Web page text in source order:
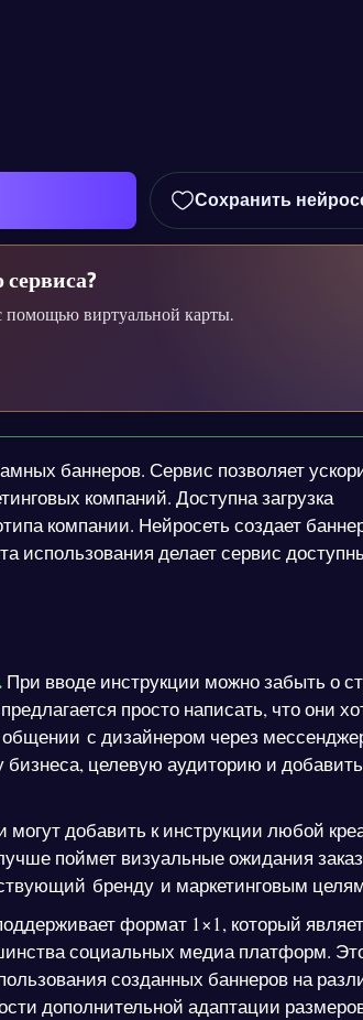
Сохранить
виртуальной карты.
баннеров. Сервис позволяет
компаний. Доступна загрузка
компании. Нейросеть создает
использования делает сервис
При вводе инструкции можно забыть о
просто написать, что они
общении с дизайнером через
бизнеса, целевую аудиторию и добавить
могут добавить к инструкции любой
поймет визуальные ожидания
бренду и маркетинговым
формат 1×1, который
социальных медиа платформ.
созданных баннеров на
дополнительной адаптации